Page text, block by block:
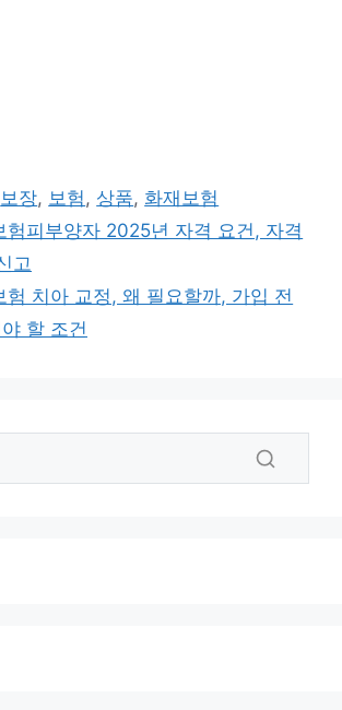
보장, 보험, 상품, 화재보험
험피부양자 2025년 자격 요건, 자격
고
험 치아 교정, 왜 필요할까, 가입 전
할 조건